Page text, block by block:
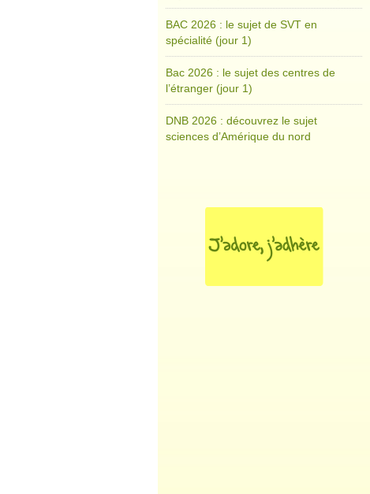
BAC 2026 : le sujet de SVT en
spécialité (jour 1)
Bac 2026 : le sujet des centres de
l’étranger (jour 1)
DNB 2026 : découvrez le sujet
sciences d’Amérique du nord